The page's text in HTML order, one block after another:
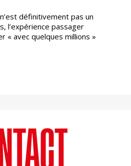
définitivement pas un
l’expérience passager
« avec quelques millions »